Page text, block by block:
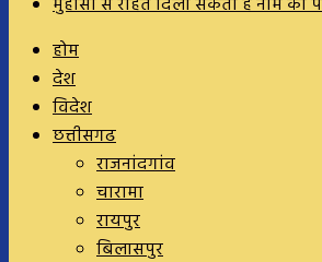
होम
देश
विदेश
छत्तीसगढ
राजनांदगांव
चारामा
रायपुर
बिलासपुर